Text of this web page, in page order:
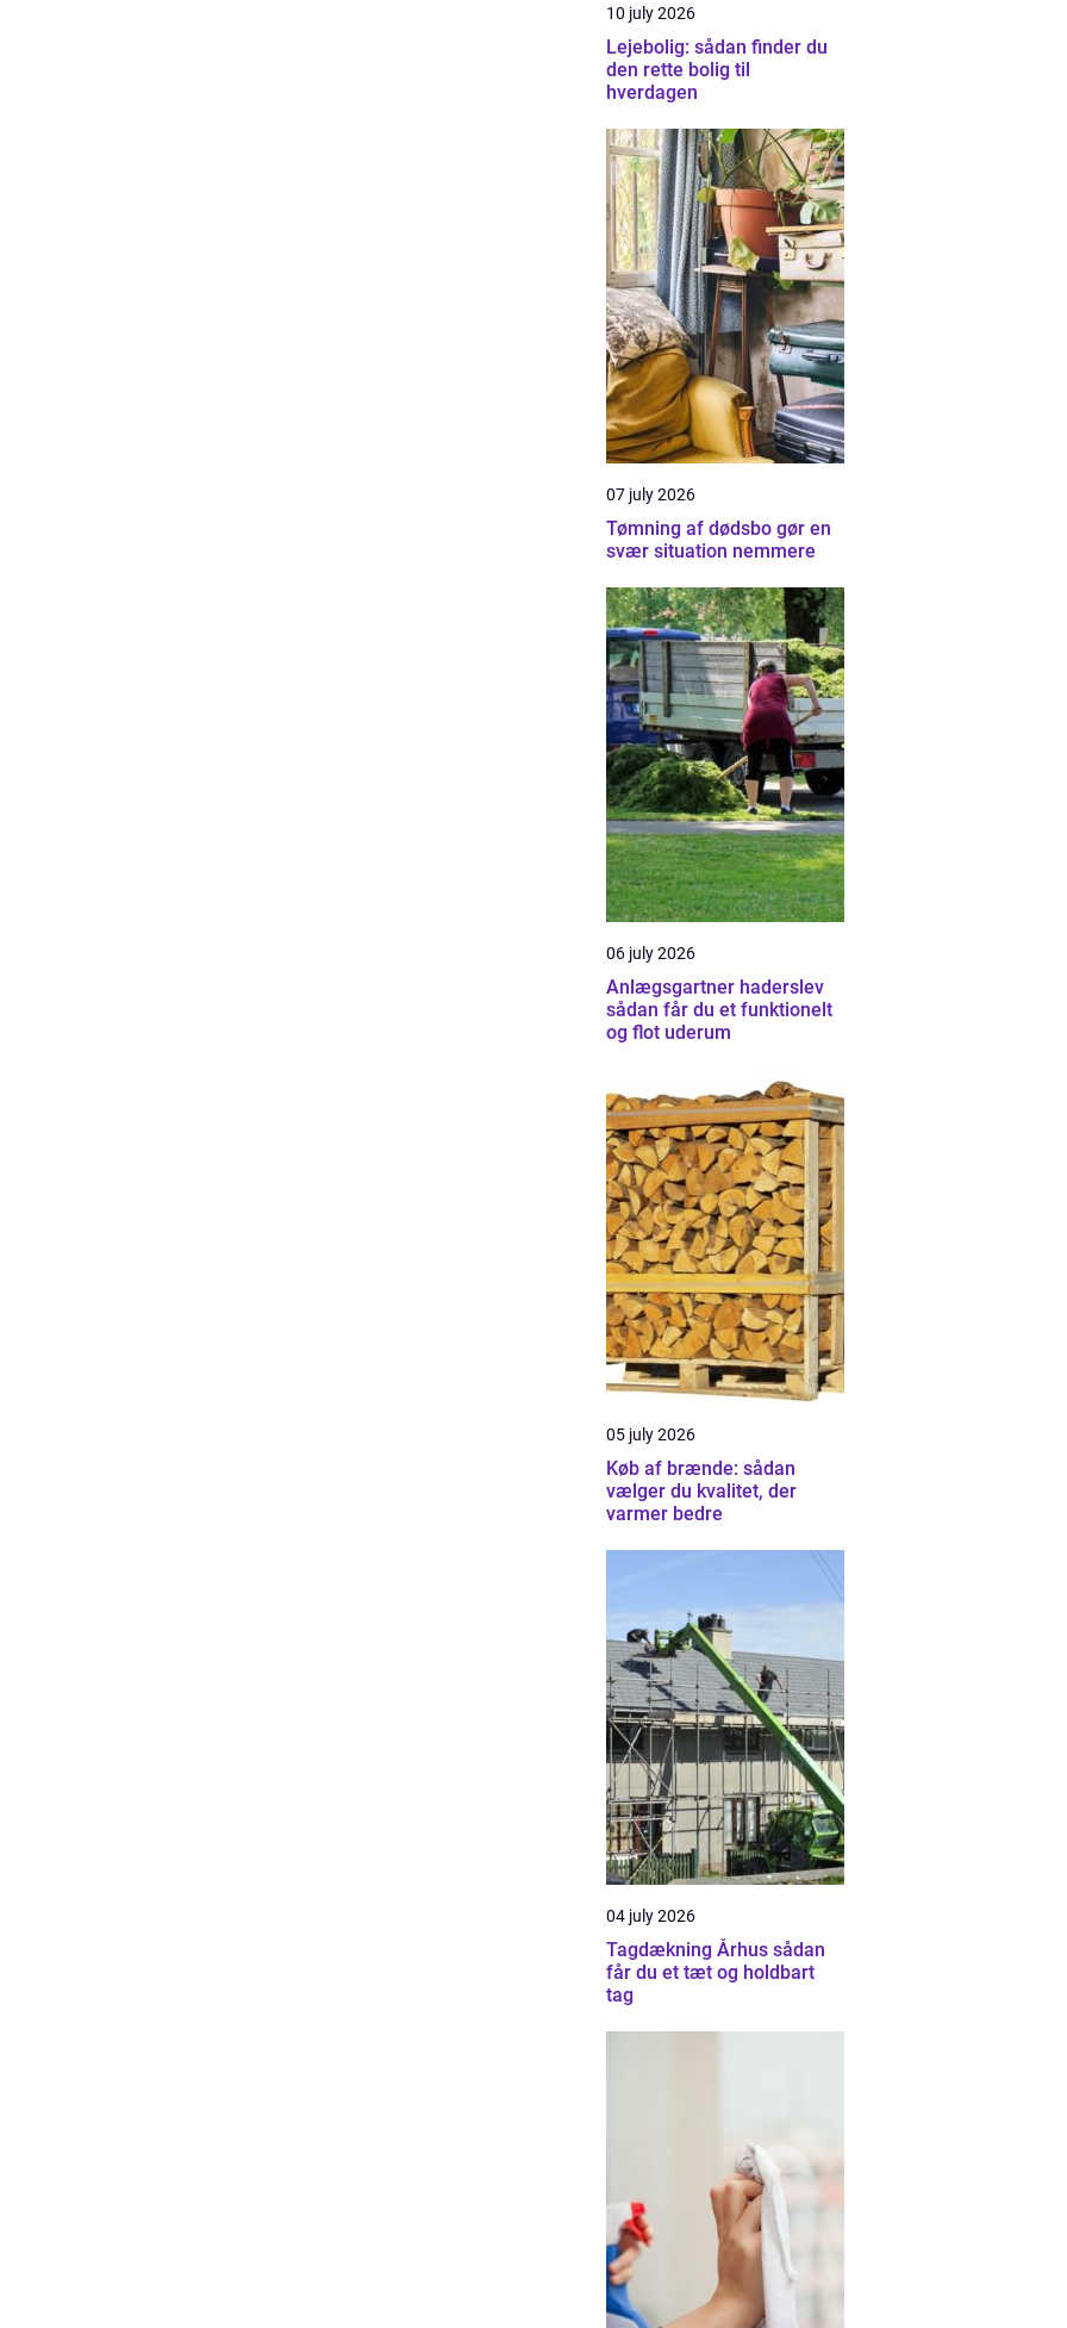
10 july 2026
Lejebolig: sådan finder du
den rette bolig til
hverdagen
07 july 2026
Tømning af dødsbo gør en
svær situation nemmere
06 july 2026
Anlægsgartner haderslev
sådan får du et funktionelt
og flot uderum
05 july 2026
Køb af brænde: sådan
vælger du kvalitet, der
varmer bedre
04 july 2026
Tagdækning Århus sådan
får du et tæt og holdbart
tag